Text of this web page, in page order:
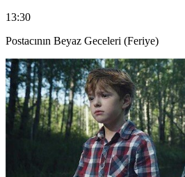
13:30
Postacının Beyaz Geceleri (Feriye)